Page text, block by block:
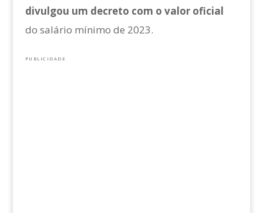
divulgou um decreto com o valor oficial
do salário mínimo de 2023.
PUBLICIDADE